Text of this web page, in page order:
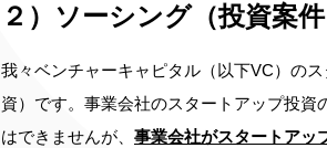
２）ソーシング（投資案件
我々ベンチャーキャピタル（以下VC）の
資）です。事業会社のスタートアップ投
はできませんが、 事業会社がスタートアッ